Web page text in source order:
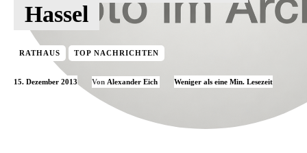
Hassel
RATHAUS TOP NACHRICHTEN
15. Dezember 2013 Von Alexander Eich Weniger als eine Min. Lesezeit